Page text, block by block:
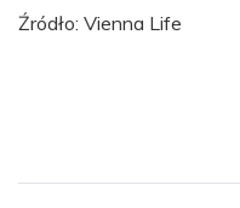
Źródło: Vienna Life